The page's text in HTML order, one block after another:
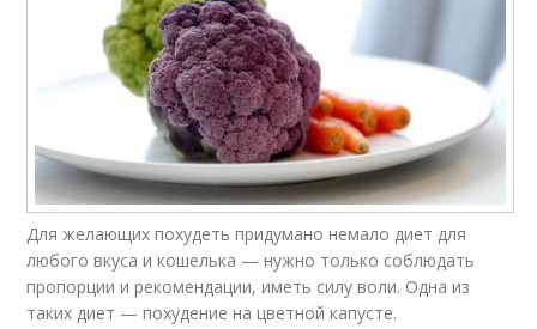
Для желающих похудеть придумано немало диет для
любого вкуса и кошелька — нужно только соблюдать
пропорции и рекомендации, иметь силу воли. Одна из
таких диет — похудение на цветной капусте.